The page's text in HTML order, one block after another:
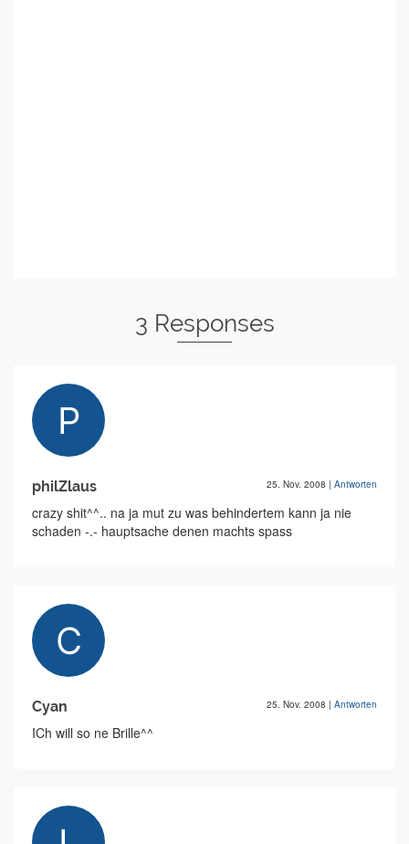
3 Responses
philZlaus 25. Nov. 2008 | Antworten
crazy shit^^.. na ja mut zu was behindertem kann ja nie
schaden -.- hauptsache denen machts spass
Cyan 25. Nov. 2008 | Antworten
ICh will so ne Brille^^